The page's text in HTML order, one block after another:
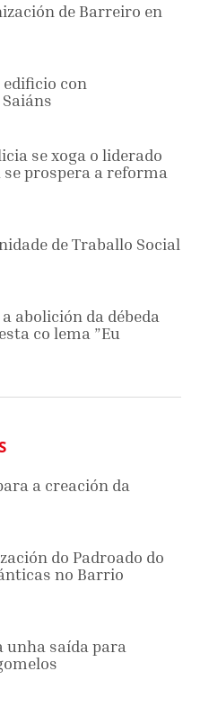
de Barreiro en
con
se xoga o liderado
se prospera a reforma
de Traballo Social
abolición da débeda
co lema ”Eu
a creación da
do Padroado do
no Barrio
unha saída para